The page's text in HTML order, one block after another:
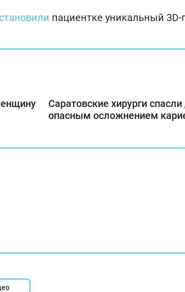
пациентке уникальный 3D-
Саратовские хирурги
опасным осложнением